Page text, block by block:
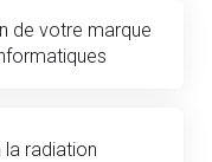
de votre marque
la radiation